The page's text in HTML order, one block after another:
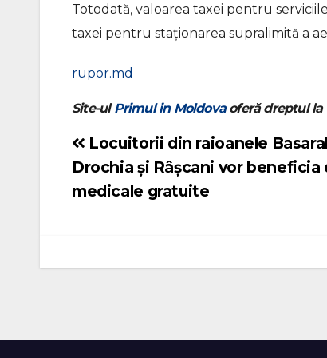
Totodată, valoarea taxei pentru
taxei pentru staționarea supralimită a
rupor.md
Site-ulPrimul in Moldovaoferă dreptul la
Navigare
în
Locuitorii din raioanele
Drochia și Râșcani vor
medicale gratuite